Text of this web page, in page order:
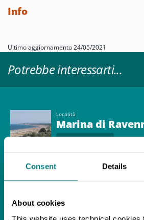
Consent Details
About cookies
Info
Ultimo aggiornamento 24/05/2021
Potrebbe interessarti...
Località
Marina di
on the beach
APPROFONDISCI